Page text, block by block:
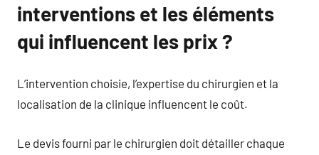
interventions et les éléments
qui influencent les prix ?
L’intervention choisie, l’expertise du chirurgien et la
localisation de la clinique influencent le coût.
Le devis fourni par le chirurgien doit détailler chaque